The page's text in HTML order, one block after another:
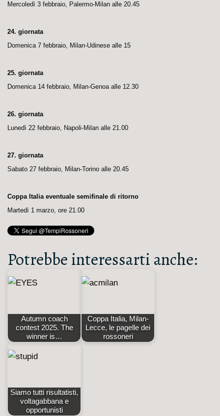
Mercoledì 3 febbraio, Palermo-Milan alle 20.45
24. giornata
Domenica 7 febbraio, Milan-Udinese alle 15
25. giornata
Domenica 14 febbraio, Milan-Genoa alle 12.30
26. giornata
Lunedì 22 febbraio, Napoli-Milan alle 21.00
27. giornata
Sabato 27 febbraio, Milan-Torino alle 20.45
Coppa Italia eventuale semifinale di ritorno
Martedì 1 marzo, ore 21.00
Potrebbe interessarti anche:
Autumn coach
contest 2025. The
winner is…
Coppa Italia, Milan-
Lecce, le pagelle dei
rossoneri
Siamo tutti risultatisti,
voltagabbana e
opportunisti